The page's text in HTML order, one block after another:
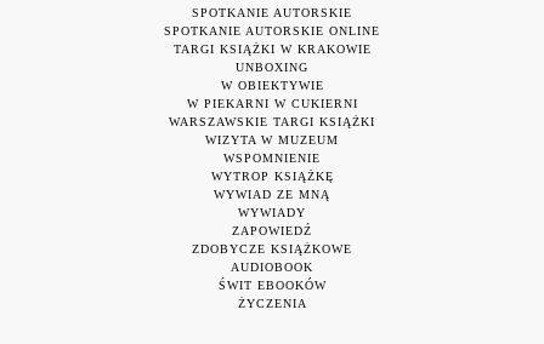
SPOTKANIE AUTORSKIE
SPOTKANIE AUTORSKIE ONLINE
TARGI KSIĄŻKI W KRAKOWIE
UNBOXING
W OBIEKTYWIE
W PIEKARNI W CUKIERNI
WARSZAWSKIE TARGI KSIĄŻKI
WIZYTA W MUZEUM
WSPOMNIENIE
WYTROP KSIĄŻKĘ
WYWIAD ZE MNĄ
WYWIADY
ZAPOWIEDŹ
ZDOBYCZE KSIĄŻKOWE
AUDIOBOOK
ŚWIT EBOOKÓW
ŻYCZENIA